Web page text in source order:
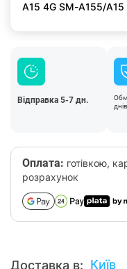
A15 4G SM-A155/
Відправка 5-7 дн.
днів
Оплата: готівкою,
розрахунок
Доставка в: Київ